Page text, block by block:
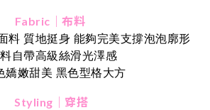
Fabric｜布料
料 質地挺身 能夠完美支撐泡泡廓形
自帶高級絲滑光澤感
嬌嫩甜美 黑色型格大方
Styling｜穿搭